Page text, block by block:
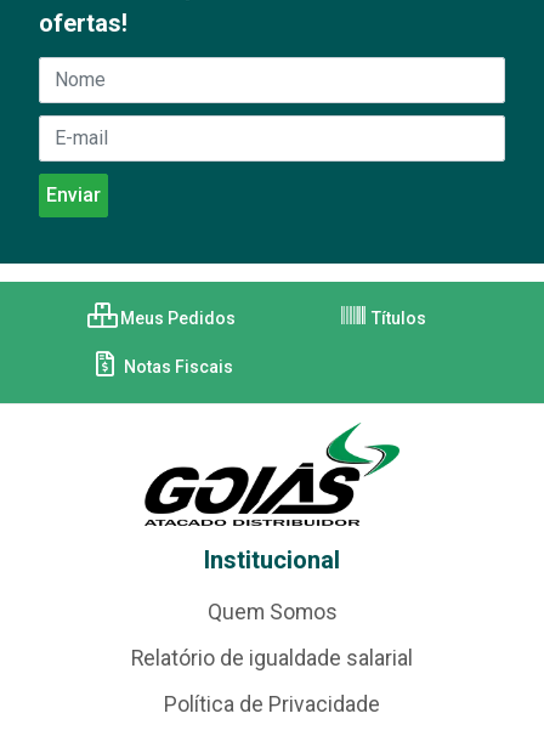
ofertas!
Meus Pedidos Títulos
Notas Fiscais
Institucional
Quem Somos
Relatório de igualdade salarial
Política de Privacidade